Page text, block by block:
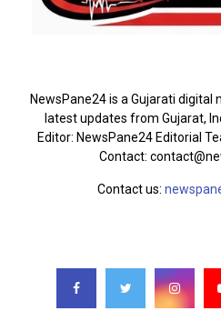
NewsPane24 is a Gujarati
latest updates from Gujarat,
Editor: NewsPane24 Editorial
Contact:
Contact us: